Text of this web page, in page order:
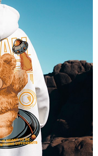
dan jumlah bayaran
seterusnya.
jika tidak pergi
lulus semakan, pesanan
situasi "pindah untuk
bahawa sistem
mengenai kandungan
bil telekomunikasi,
SMS peringatan
boleh memilih untuk
/ Kedai rasmi Taiwan
口 / iPASS MONEY" dan